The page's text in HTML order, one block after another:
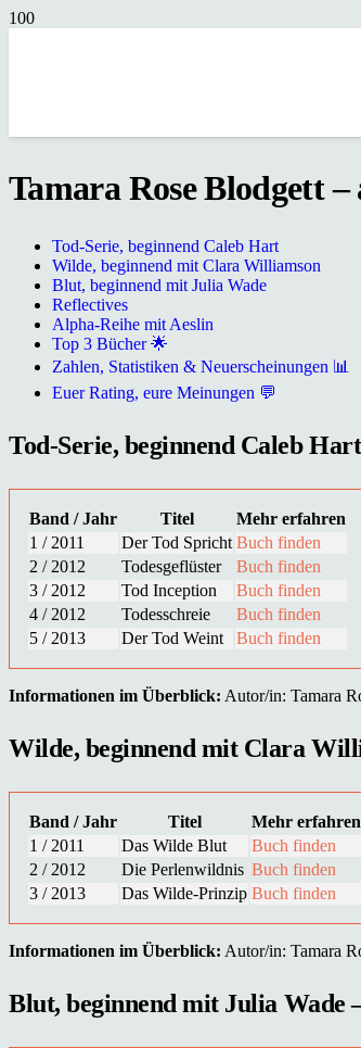
Tamara Rose Blodgett
Tod-Serie, beginnend Caleb Hart
Wilde, beginnend mit Clara Williamson
Blut, beginnend mit Julia Wade
Reflectives
Alpha-Reihe mit Aeslin
Top 3 Bücher 🌟
Zahlen, Statistiken & Neuerscheinungen 📊
Euer Rating, eure Meinungen 💬
Tod-Serie, beginnend Caleb
Band / Jahr Titel
Mehr erfahren
1 / 2011
Der Tod Spricht Buch finden
2 / 2012
Todesgeflüster
Buch finden
3 / 2012
Tod Inception
Buch finden
4 / 2012
Todesschreie
Buch finden
5 / 2013
Der Tod Weint Buch finden
Informationen im Überblick: Autor/in: Tamara
Wilde, beginnend mit Clara
Band / Jahr Titel
Mehr erfahren
1 / 2011
Das Wilde Blut
Buch finden
2 / 2012
Die Perlenwildnis Buch finden
3 / 2013
Das Wilde-Prinzip Buch finden
Informationen im Überblick: Autor/in: Tamara
Blut, beginnend mit Julia Wade